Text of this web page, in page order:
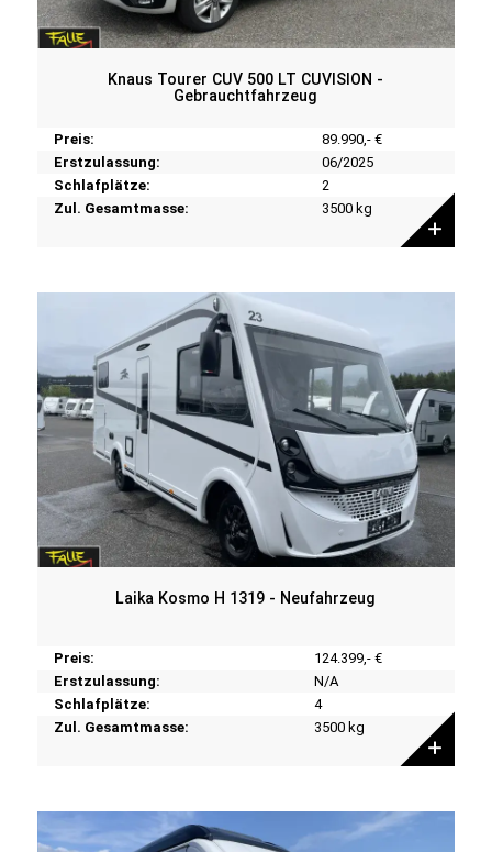
Knaus Tourer CUV 500 LT CUVISION -
Gebrauchtfahrzeug
Preis:
89.990,- €
Erstzulassung:
06/2025
Schlafplätze:
2
Zul. Gesamtmasse:
3500 kg
Laika Kosmo H 1319 - Neufahrzeug
Preis:
124.399,- €
Erstzulassung:
N/A
Schlafplätze:
4
Zul. Gesamtmasse:
3500 kg